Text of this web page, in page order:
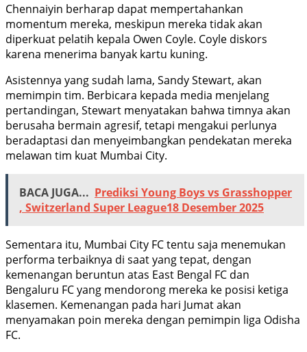
Chennaiyin berharap dapat mempertahankan
momentum mereka, meskipun mereka tidak akan
diperkuat pelatih kepala Owen Coyle. Coyle diskors
karena menerima banyak kartu kuning.
Asistennya yang sudah lama, Sandy Stewart, akan
memimpin tim. Berbicara kepada media menjelang
pertandingan, Stewart menyatakan bahwa timnya akan
berusaha bermain agresif, tetapi mengakui perlunya
beradaptasi dan menyeimbangkan pendekatan mereka
melawan tim kuat Mumbai City.
BACA JUGA... Prediksi Young Boys vs Grasshopper
, Switzerland Super League18 Desember 2025
Sementara itu, Mumbai City FC tentu saja menemukan
performa terbaiknya di saat yang tepat, dengan
kemenangan beruntun atas East Bengal FC dan
Bengaluru FC yang mendorong mereka ke posisi ketiga
klasemen. Kemenangan pada hari Jumat akan
menyamakan poin mereka dengan pemimpin liga Odisha
FC.